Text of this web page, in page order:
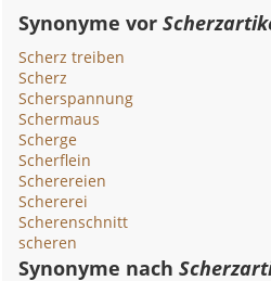
Synonyme vor
Scherz treiben
Scherz
Scherspannung
Schermaus
Scherge
Scherflein
Scherereien
Schererei
Scherenschnitt
scheren
Synonyme nach